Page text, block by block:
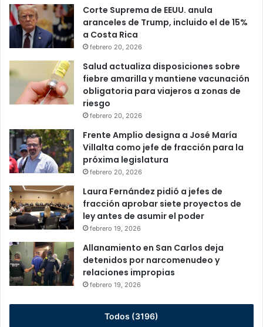
Corte Suprema de EEUU. anula
aranceles de Trump, incluido el de 15%
a Costa Rica
febrero 20, 2026
Salud actualiza disposiciones sobre
fiebre amarilla y mantiene vacunación
obligatoria para viajeros a zonas de
riesgo
febrero 20, 2026
Frente Amplio designa a José María
Villalta como jefe de fracción para la
próxima legislatura
febrero 20, 2026
Laura Fernández pidió a jefes de
fracción aprobar siete proyectos de
ley antes de asumir el poder
febrero 19, 2026
Allanamiento en San Carlos deja
detenidos por narcomenudeo y
relaciones impropias
febrero 19, 2026
Todos (3196)